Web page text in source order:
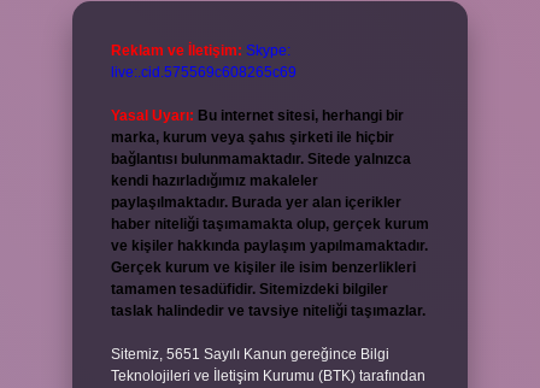
Reklam ve İletişim: Skype:
live:.cid.575569c608265c69
Yasal Uyarı: Bu internet sitesi, herhangi bir
marka, kurum veya şahıs şirketi ile hiçbir
bağlantısı bulunmamaktadır. Sitede yalnızca
kendi hazırladığımız makaleler
paylaşılmaktadır. Burada yer alan içerikler
haber niteliği taşımamakta olup, gerçek kurum
ve kişiler hakkında paylaşım yapılmamaktadır.
Gerçek kurum ve kişiler ile isim benzerlikleri
tamamen tesadüfidir. Sitemizdeki bilgiler
taslak halindedir ve tavsiye niteliği taşımazlar.
Sitemiz, 5651 Sayılı Kanun gereğince Bilgi
Teknolojileri ve İletişim Kurumu (BTK) tarafından